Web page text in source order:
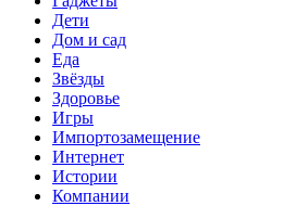
Дети
Дом и сад
Еда
Звёзды
Здоровье
Игры
Импортозамещение
Интернет
Истории
Компании